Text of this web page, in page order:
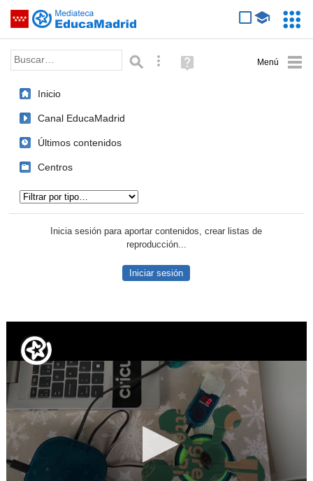
Saltar navegación
Palabra o frase: Búsqueda avanzada
Ayuda
(en
Inicio
Canal EducaMadrid
Últimos contenidos
Centros
Inicia sesión para aportar contenidos, crear listas de
reproducción...
Iniciar sesión